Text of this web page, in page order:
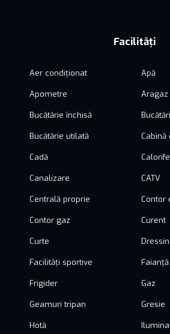
Facilități
Aer condiționat Apă
Apometre Aragaz
Bucătărie închisă
Bucătărie utilată Cabină
Cadă
Canalizare CATV
Centrală proprie Contor
Contor gaz Curent
Curte
Facilități sportive Faianță
Frigider Gaz
Geamuri tripan Gresie
Hotă